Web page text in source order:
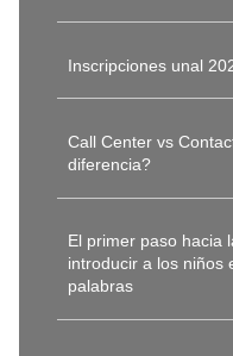
Inscripciones unal
Call Center vs
diferencia?
El primer paso hacia
introducir a los niños
palabras